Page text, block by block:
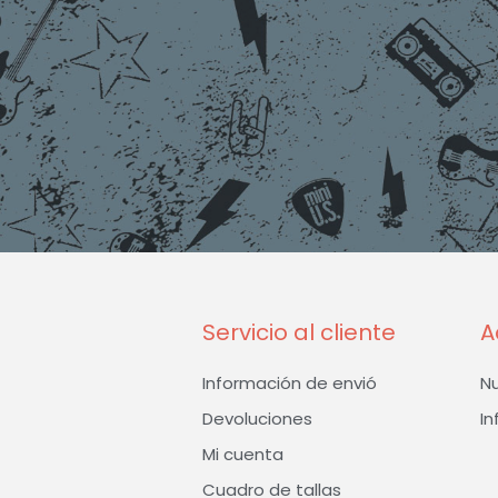
Servicio al cliente
Información de envió
Devoluciones
Mi cuenta
Cuadro de tallas